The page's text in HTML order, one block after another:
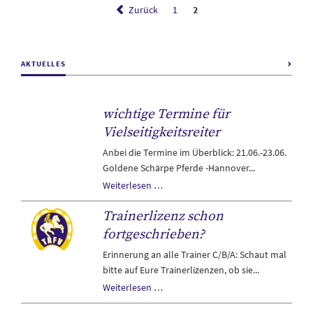
Zurück 1 2
AKTUELLES
wichtige Termine für
Vielseitigkeitsreiter
Anbei die Termine im Überblick: 21.06.-23.06.
Goldene Schärpe Pferde -Hannover...
Weiterlesen …wichtige
Termine
für
Vielseitigkeitsreiter
Trainerlizenz schon
fortgeschrieben?
Erinnerung an alle Trainer C/B/A: Schaut mal
bitte auf Eure Trainerlizenzen, ob sie...
Weiterlesen …Trainerlizenz
schon